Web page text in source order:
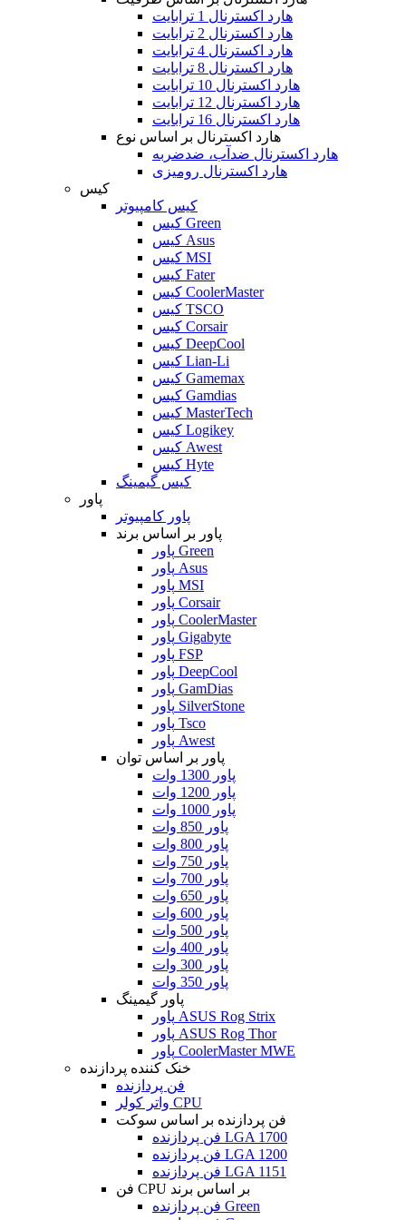
هارد اکسترنال 1 ترابایت
هارد اکسترنال 2 ترابایت
هارد اکسترنال 4 ترابایت
هارد اکسترنال 8 ترابایت
هارد اکسترنال 10 ترابایت
هارد اکسترنال 12 ترابایت
هارد اکسترنال 16 ترابایت
هارد اکسترنال بر اساس نوع
هارد اکسترنال ضدآب، ضدضربه
هارد اکسترنال رومیزی
کیس
کیس کامپیوتر
کیس Green
کیس Asus
کیس MSI
کیس Fater
کیس CoolerMaster
کیس TSCO
کیس Corsair
کیس DeepCool
کیس Lian-Li
کیس Gamemax
کیس Gamdias
کیس MasterTech
کیس Logikey
کیس Awest
کیس Hyte
کیس گیمینگ
پاور
پاور کامپیوتر
پاور بر اساس برند
پاور Green
پاور Asus
پاور MSI
پاور Corsair
پاور CoolerMaster
پاور Gigabyte
پاور FSP
پاور DeepCool
پاور GamDias
پاور SilverStone
پاور Tsco
پاور Awest
پاور بر اساس توان
پاور 1300 وات
پاور 1200 وات
پاور 1000 وات
پاور 850 وات
پاور 800 وات
پاور 750 وات
پاور 700 وات
پاور 650 وات
پاور 600 وات
پاور 500 وات
پاور 400 وات
پاور 300 وات
پاور 350 وات
پاور گیمینگ
پاور ASUS Rog Strix
پاور ASUS Rog Thor
پاور CoolerMaster MWE
خنک کننده پردازنده
فن پردازنده
واتر کولر CPU
فن پردازنده بر اساس سوکت
فن پردازنده LGA 1700
فن پردازنده LGA 1200
فن پردازنده LGA 1151
فن CPU بر اساس برند
فن پردازنده Green